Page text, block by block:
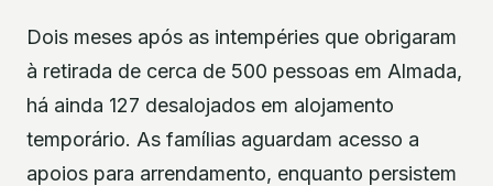
Dois meses após as intempéries que obrigaram
à retirada de cerca de 500 pessoas em Almada,
há ainda 127 desalojados em alojamento
temporário. As famílias aguardam acesso a
apoios para arrendamento, enquanto persistem